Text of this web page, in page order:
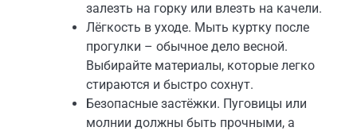
залезть на горку или влезть на качели.
Лёгкость в уходе. Мыть куртку после
прогулки – обычное дело весной.
Выбирайте материалы, которые легко
стираются и быстро сохнут.
Безопасные застёжки. Пуговицы или
молнии должны быть прочными, а